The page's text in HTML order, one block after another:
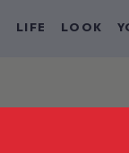
LIFE LOOK